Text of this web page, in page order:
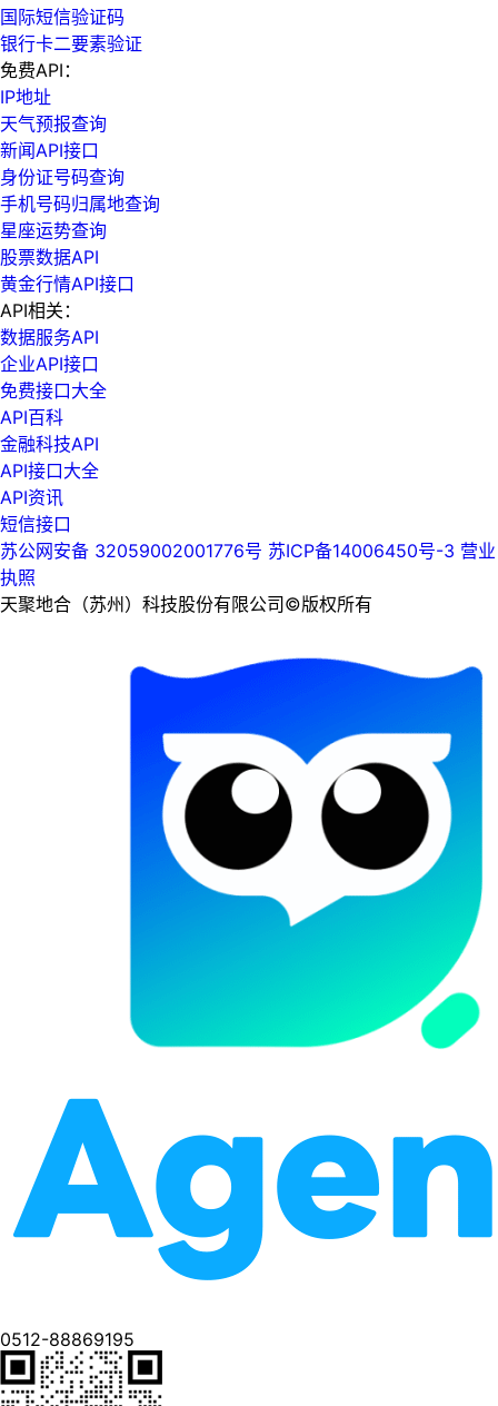
国际短信验证码
银行卡二要素验证
免费API：
IP地址
天气预报查询
新闻API接口
身份证号码查询
手机号码归属地查询
星座运势查询
股票数据API
黄金行情API接口
API相关：
数据服务API
企业API接口
免费接口大全
API百科
金融科技API
API接口大全
API资讯
短信接口
苏公网安备 32059002001776号 苏ICP备14006450号-3 营业
执照
天聚地合（苏州）科技股份有限公司©版权所有
0512-88869195